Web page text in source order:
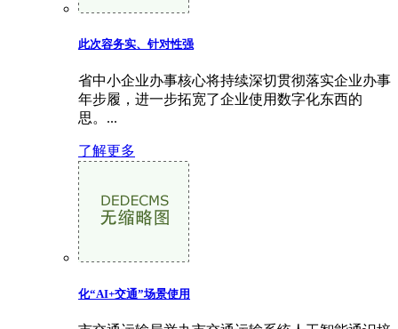
此次容务实、针对性强
省中小企业办事核心将持续深切贯彻落实企业办事
年步履，进一步拓宽了企业使用数字化东西的
思。...
了解更多
化“AI+交通”场景使用